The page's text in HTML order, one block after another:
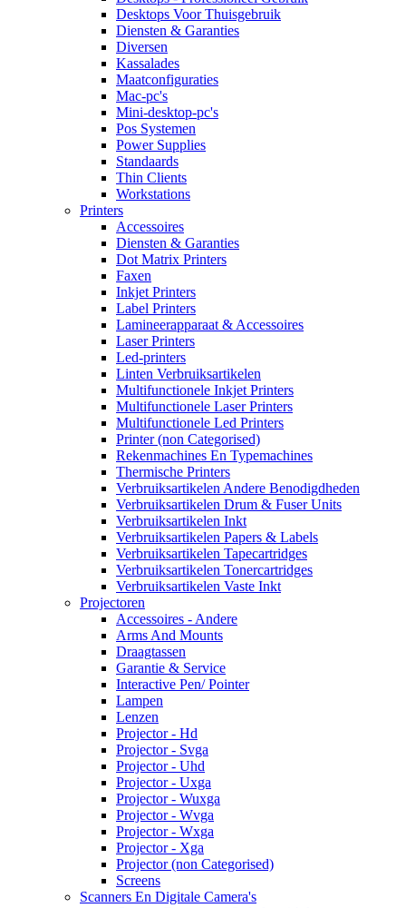
Desktops Voor Thuisgebruik
Diensten & Garanties
Diversen
Kassalades
Maatconfiguraties
Mac-pc's
Mini-desktop-pc's
Pos Systemen
Power Supplies
Standaards
Thin Clients
Workstations
Printers
Accessoires
Diensten & Garanties
Dot Matrix Printers
Faxen
Inkjet Printers
Label Printers
Lamineerapparaat & Accessoires
Laser Printers
Led-printers
Linten Verbruiksartikelen
Multifunctionele Inkjet Printers
Multifunctionele Laser Printers
Multifunctionele Led Printers
Printer (non Categorised)
Rekenmachines En Typemachines
Thermische Printers
Verbruiksartikelen Andere Benodigdheden
Verbruiksartikelen Drum & Fuser Units
Verbruiksartikelen Inkt
Verbruiksartikelen Papers & Labels
Verbruiksartikelen Tapecartridges
Verbruiksartikelen Tonercartridges
Verbruiksartikelen Vaste Inkt
Projectoren
Accessoires - Andere
Arms And Mounts
Draagtassen
Garantie & Service
Interactive Pen/ Pointer
Lampen
Lenzen
Projector - Hd
Projector - Svga
Projector - Uhd
Projector - Uxga
Projector - Wuxga
Projector - Wvga
Projector - Wxga
Projector - Xga
Projector (non Categorised)
Screens
Scanners En Digitale Camera's